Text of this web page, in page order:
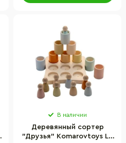
В наличии
Деревянный сортер
"Друзья" Komarovtoys LT